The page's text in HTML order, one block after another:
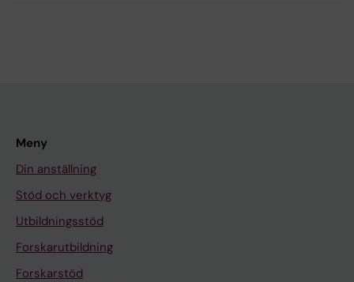
Meny
Din anställning
Stöd och verktyg
Utbildningsstöd
Forskarutbildning
Forskarstöd